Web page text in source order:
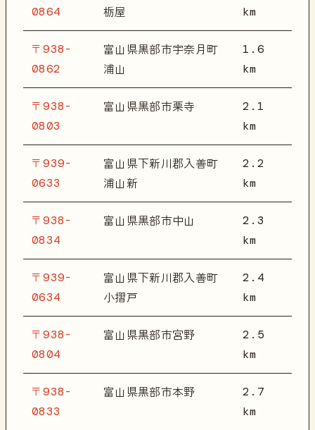
0864 栃屋 km
〒938-
0862
富山県黒部市宇奈月町
浦山
1.6
km
〒938-
0803
富山県黒部市栗寺
2.1
km
〒939-
0633
富山県下新川郡入善町
浦山新
2.2
km
〒938-
0834
富山県黒部市中山
2.3
km
〒939-
0634
富山県下新川郡入善町
小摺戸
2.4
km
〒938-
0804
富山県黒部市宮野
2.5
km
〒938-
0833
富山県黒部市本野
2.7
km